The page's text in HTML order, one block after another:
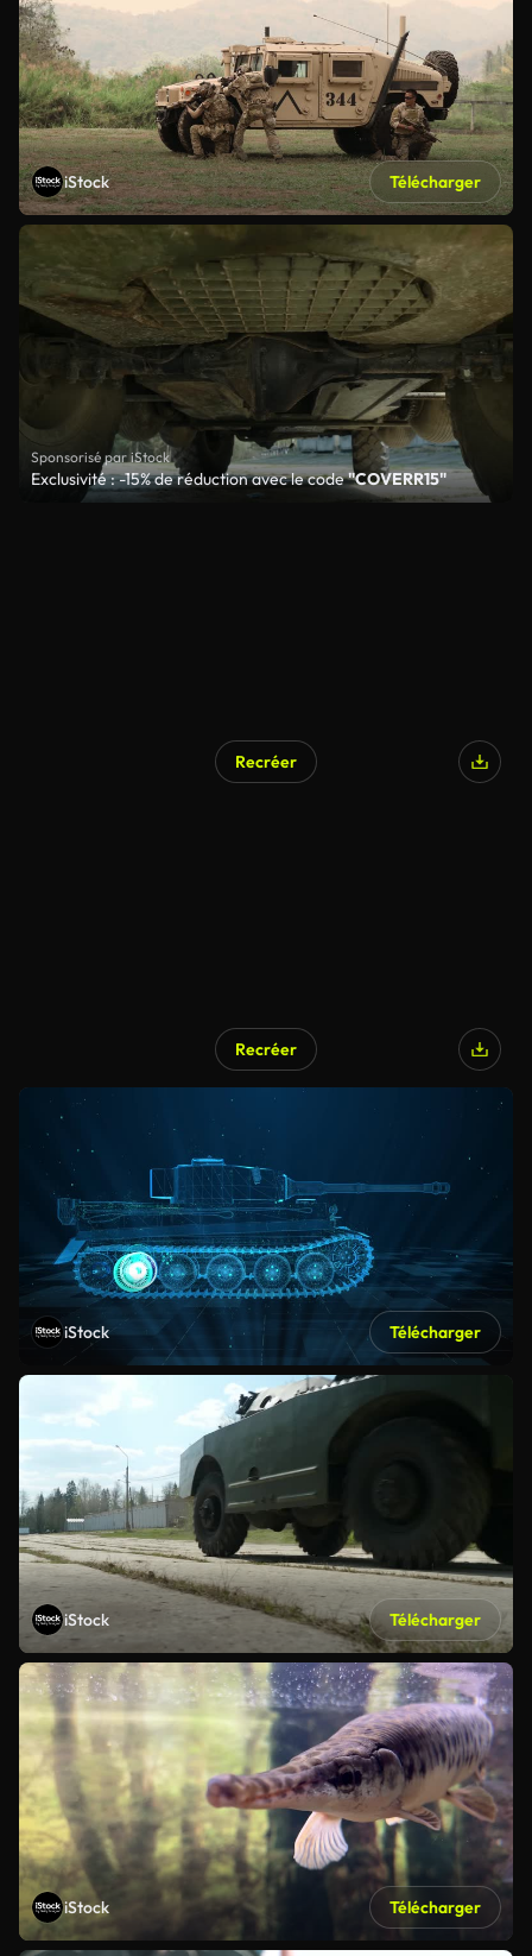
iStock Télécharger
Sponsorisé par iStock
Exclusivité : -15% de réduction avec le code"COVERR15"
Recréer
Recréer
iStock Télécharger
iStock Télécharger
iStock Télécharger